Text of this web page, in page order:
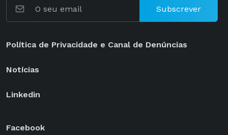
Subscrever
Política de Privacidade e Canal de Denúncias
Notícias
Linkedin
Facebook